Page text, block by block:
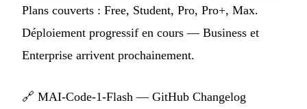
Plans couverts : Free, Student, Pro, Pro+, Max.
Déploiement progressif en cours — Business et
Enterprise arrivent prochainement.
🔗 MAI-Code-1-Flash — GitHub Changelog